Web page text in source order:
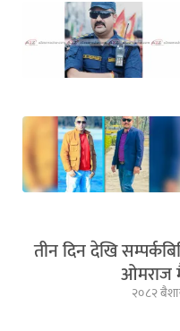
तीन दिन देखि
ओमराज
२०८२